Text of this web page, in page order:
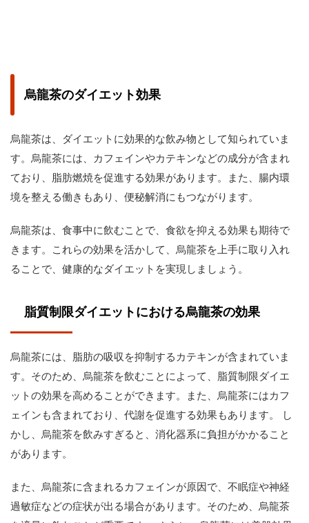
烏龍茶のダイエット効果
烏龍茶は、ダイエットに効果的な飲み物として知られていま
す。烏龍茶には、カフェインやカテキンなどの成分が含まれ
ており、脂肪燃焼を促進する効果があります。また、腸内環
境を整える働きもあり、便秘解消にもつながります。
烏龍茶は、食事中に飲むことで、食欲を抑える効果も期待で
きます。これらの効果を活かして、烏龍茶を上手に取り入れ
ることで、健康的なダイエットを実現しましょう。
脂質制限ダイエットにおける烏龍茶の効果
烏龍茶には、脂肪の吸収を抑制するカテキンが含まれていま
す。そのため、烏龍茶を飲むことによって、脂質制限ダイエ
ットの効果を高めることができます。また、烏龍茶にはカフ
ェインも含まれており、代謝を促進する効果もあります。 し
かし、烏龍茶を飲みすぎると、消化器系に負担がかかること
があります。
また、烏龍茶に含まれるカフェインが原因で、不眠症や神経
過敏症などの症状が出る場合があります。そのため、烏龍茶